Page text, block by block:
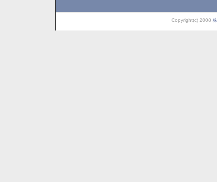
Copyright(c) 2008